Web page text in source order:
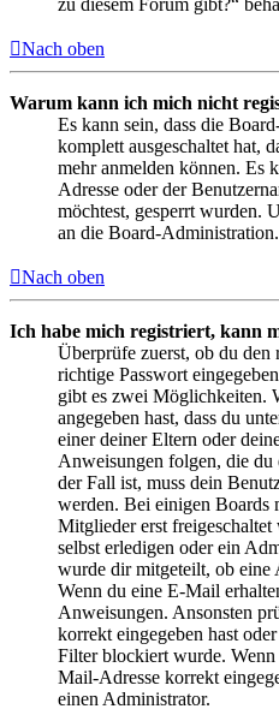
zu diesem Forum gibt?“
Nach oben
Warum kann ich mich nicht
Es kann sein, dass die
komplett ausgeschaltet hat,
mehr anmelden können. Es
Adresse oder der
möchtest, gesperrt wurden.
an die Board-Administration.
Nach oben
Ich habe mich registriert, kann
Überprüfe zuerst, ob du den
richtige Passwort
gibt es zwei Möglichkeiten.
angegeben hast, dass du
einer deiner Eltern oder
Anweisungen folgen, die du
der Fall ist, muss dein
werden. Bei einigen Boards
Mitglieder erst freigeschaltet
selbst erledigen oder ein
wurde dir mitgeteilt, ob
Wenn du eine E-Mail
Anweisungen. Ansonsten
korrekt eingegeben hast
Filter blockiert wurde.
Mail-Adresse korrekt
einen Administrator.